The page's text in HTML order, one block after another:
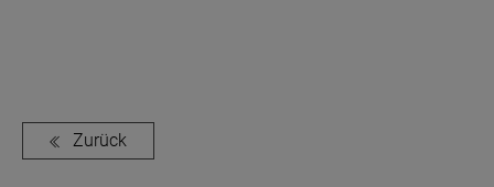
Zurück